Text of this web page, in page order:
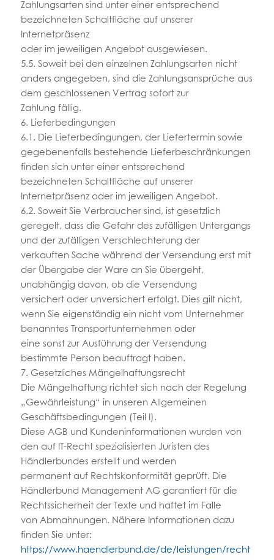
Zahlungsarten sind unter einer entsprechend
bezeichneten Schaltfläche auf unserer
Internetpräsenz
oder im jeweiligen Angebot ausgewiesen.
5.5. Soweit bei den einzelnen Zahlungsarten nicht
anders angegeben, sind die Zahlungsansprüche aus
dem geschlossenen Vertrag sofort zur
Zahlung fällig.
6. Lieferbedingungen
6.1. Die Lieferbedingungen, der Liefertermin sowie
gegebenenfalls bestehende Lieferbeschränkungen
finden sich unter einer entsprechend
bezeichneten Schaltfläche auf unserer
Internetpräsenz oder im jeweiligen Angebot.
6.2. Soweit Sie Verbraucher sind, ist gesetzlich
geregelt, dass die Gefahr des zufälligen Untergangs
und der zufälligen Verschlechterung der
verkauften Sache während der Versendung erst mit
der Übergabe der Ware an Sie übergeht,
unabhängig davon, ob die Versendung
versichert oder unversichert erfolgt. Dies gilt nicht,
wenn Sie eigenständig ein nicht vom Unternehmer
benanntes Transportunternehmen oder
eine sonst zur Ausführung der Versendung
bestimmte Person beauftragt haben.
7. Gesetzliches Mängelhaftungsrecht
Die Mängelhaftung richtet sich nach der Regelung
„Gewährleistung“ in unseren Allgemeinen
Geschäftsbedingungen (Teil I).
Diese AGB und Kundeninformationen wurden von
den auf IT-Recht spezialisierten Juristen des
Händlerbundes erstellt und werden
permanent auf Rechtskonformität geprüft. Die
Händlerbund Management AG garantiert für die
Rechtssicherheit der Texte und haftet im Falle
von Abmahnungen. Nähere Informationen dazu
finden Sie unter:
https://www.haendlerbund.de/de/leistungen/recht